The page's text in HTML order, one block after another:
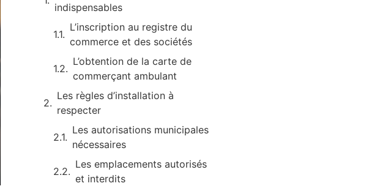
indispensables
L’inscription au registre du
commerce et des sociétés
L’obtention de la carte de
commerçant ambulant
Les règles d’installation à
respecter
Les autorisations municipales
nécessaires
Les emplacements autorisés
et interdits